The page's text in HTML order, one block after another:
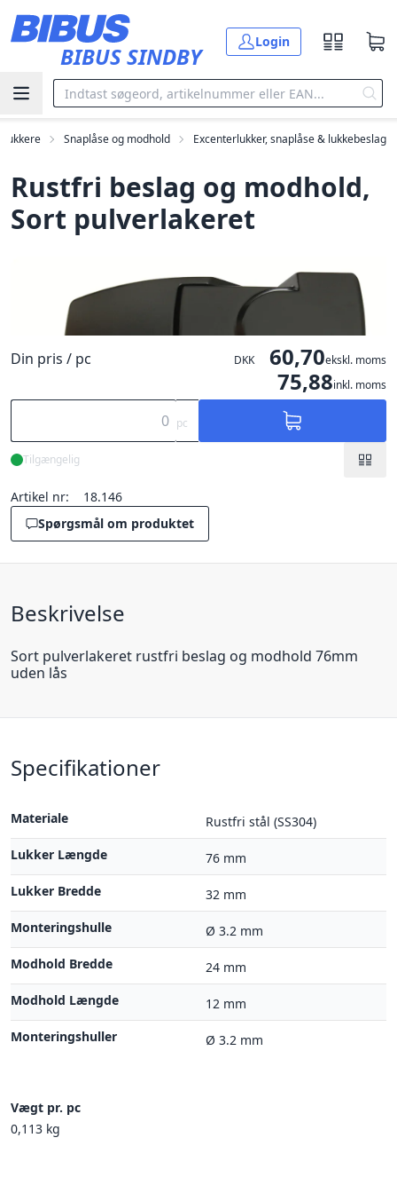
BIBUS SINDBY
Login
lukkere Snaplåse og modhold Excenterlukker, snaplåse & lukkebeslag
Rustfri beslag og modhold,
Sort pulverlakeret
Din pris / pc DKK 60,70ekskl. moms
75,88inkl. moms
pc
Tilgængelig
Artikel nr:
18.146
Spørgsmål om produktet
Beskrivelse
Sort pulverlakeret rustfri beslag og modhold 76mm
uden lås
Specifikationer
Materiale
Rustfri stål (SS304)
Lukker Længde
76 mm
Lukker Bredde
32 mm
Monteringshulle
Ø 3.2 mm
Modhold Bredde
24 mm
Modhold Længde
12 mm
Monteringshuller
Ø 3.2 mm
Vægt pr. pc
0,113 kg